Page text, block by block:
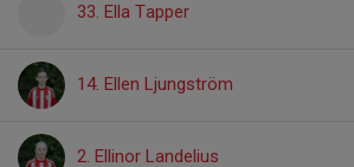
33. Ella Tapper
14. Ellen Ljungström
2. Ellinor Landelius